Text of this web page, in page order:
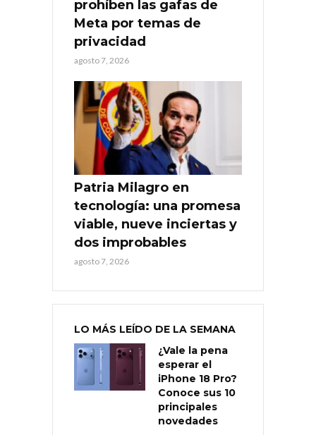
prohíben las gafas de
Meta por temas de
privacidad
agosto 7, 2026
Patria Milagro en
tecnología: una promesa
viable, nueve inciertas y
dos improbables
agosto 7, 2026
LO MÁS LEÍDO DE LA SEMANA
¿Vale la pena
esperar el
iPhone 18 Pro?
Conoce sus 10
principales
novedades